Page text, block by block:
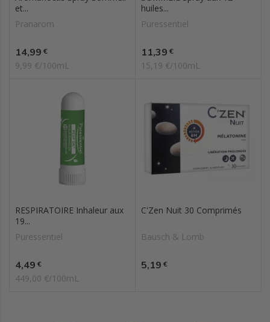
et...
Pranarom
Prix
14,99 €
9,99 €/100mL
huiles...
Puressentiel
Prix
11,39 €
15,19 €/100mL
RESPIRATOIRE Inhaleur aux
19...
Puressentiel
Prix
4,49 €
449,00 €/100mL
C'Zen Nuit 30 Comprimés
Bausch & Lomb
Prix
5,19 €